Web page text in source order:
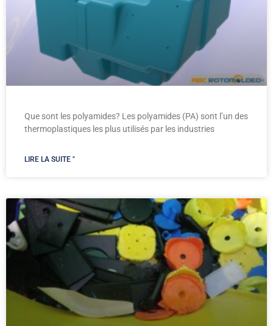
Que sont les polyamides? Les polyamides (PA) sont l’un des
thermoplastiques les plus utilisés par les industries
LIRE LA SUITE "